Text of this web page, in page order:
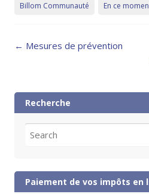
Billom Communauté En ce
Post
← Mesures de prévention
Recherche
for:
Paiement de vos impôts en